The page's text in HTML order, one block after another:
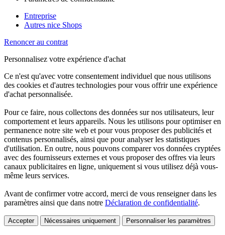
Entreprise
Autres nice Shops
Renoncer au contrat
Personnalisez votre expérience d'achat
Ce n'est qu'avec votre consentement individuel que nous utilisons
des cookies et d'autres technologies pour vous offrir une expérience
d'achat personnalisée.
Pour ce faire, nous collectons des données sur nos utilisateurs, leur
comportement et leurs appareils. Nous les utilisons pour optimiser en
permanence notre site web et pour vous proposer des publicités et
contenus personnalisés, ainsi que pour analyser les statistiques
d'utilisation. En outre, nous pouvons comparer vos données cryptées
avec des fournisseurs externes et vous proposer des offres via leurs
canaux publicitaires en ligne, uniquement si vous utilisez déjà vous-
même leurs services.
Avant de confirmer votre accord, merci de vous renseigner dans les
paramètres ainsi que dans notre Déclaration de confidentialité.
Accepter Nécessaires uniquement Personnaliser les paramètres